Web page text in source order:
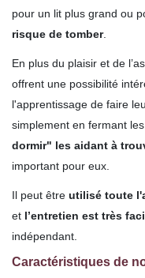
pour un lit plus grand ou
risque de tomber.
En plus du plaisir et de
offrent une possibilité
l'apprentissage de faire
simplement en fermant
dormir" les aidant à
important pour eux.
Il peut être utilisé toute
et l’entretien est très
indépendant.
Caractéristiques de